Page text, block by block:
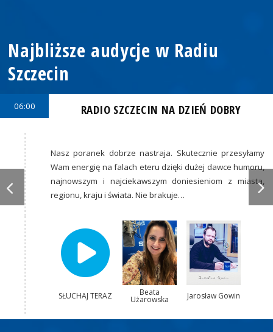
Najbliższe audycje w Radiu
Szczecin
06:00 RADIO SZCZECIN NA DZIEŃ DOBRY
Nasz poranek dobrze nastraja. Skutecznie przesyłamy
Wam energię na falach eteru dzięki dużej dawce humoru,
najnowszym i najciekawszym doniesieniom z miasta,
regionu, kraju i świata. Nie brakuje…
SŁUCHAJ TERAZ Beata
Użarowska Jarosław Gowin